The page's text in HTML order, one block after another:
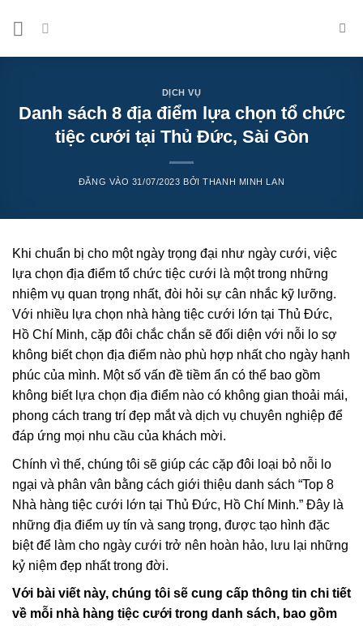
DỊCH VỤ
Danh sách 8 địa điểm lựa chọn tổ chức
tiệc cưới tại Thủ Đức, Sài Gòn
ĐĂNG VÀO 31/07/2023 BỞITHANH MINH LAN
Khi chuẩn bị cho một ngày trọng đại như ngày cưới, việc
lựa chọn địa điểm tổ chức tiệc cưới là một trong những
nhiệm vụ quan trọng nhất, đòi hỏi sự cân nhắc kỹ lưỡng.
Với nhiều lựa chọn nhà hàng tiệc cưới lớn tại Thủ Đức,
Hồ Chí Minh, cặp đôi chắc chắn sẽ đối diện với nỗi lo sợ
không biết chọn địa điểm nào phù hợp nhất cho ngày hạnh
phúc của mình. Một số vấn đề tiềm ẩn có thể bao gồm
không biết lựa chọn địa điểm nào có không gian thoải mái,
phong cách trang trí đẹp mắt và dịch vụ chuyên nghiệp để
đáp ứng mọi nhu cầu của khách mời.
Chính vì thế, chúng tôi sẽ giúp các cặp đôi loại bỏ nỗi lo
ngại và phân vân bằng cách giới thiệu danh sách “Top 8
Nhà hàng tiệc cưới lớn tại Thủ Đức, Hồ Chí Minh.” Đây là
những địa điểm uy tín và sang trọng, được tạo hình đặc
biệt để làm cho ngày cưới trở nên hoàn hảo, lưu lại những
kỷ niệm đẹp nhất trong đời.
Với bài viết này, chúng tôi sẽ cung cấp thông tin chi tiết
về mỗi nhà hàng tiệc cưới trong danh sách, bao gồm